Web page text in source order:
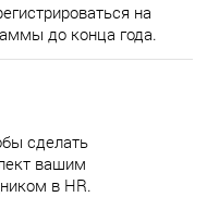
на
до конца года.
сделать
вашим
в HR.